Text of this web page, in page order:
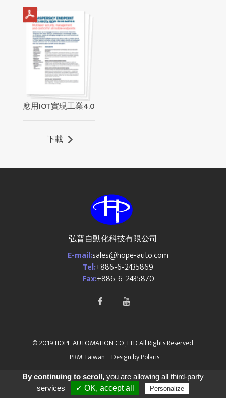
應用IOT實現工業4.0
下載
弘普自動化科技有限公司
E-mail:sales@hope-auto.com
Tel:+886-6-2435869
Fax:+886-6-2435870
© 2019 HOPE AUTOMATION CO., LTD All Rights Reserved.
PRM-Taiwan
Design byPolaris
By continuing to scroll,you are allowing all third-party
services
✓ OK, accept all Personalize